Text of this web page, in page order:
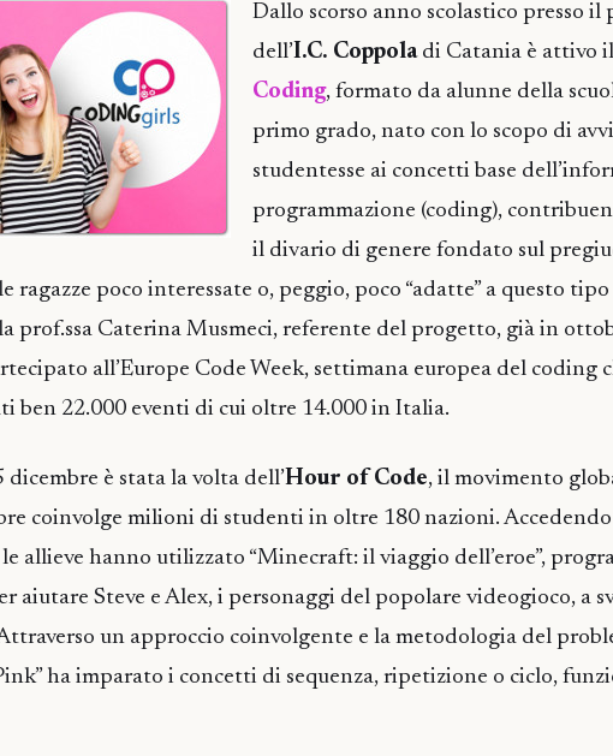
Dallo scorso anno scolastico presso il
dell’I.C. Coppoladi Catania è attivo
Coding, formato da alunne della
primo grado, nato con lo scopo di
studentesse ai concetti base
programmazione (coding),
il divario di genere fondato sul
ragazze poco interessate o, peggio, poco “adatte” a questo
prof.ssa Caterina Musmeci, referente del progetto, già in
all’Europe Code Week, settimana europea del coding
ben 22.000 eventi di cui oltre 14.000 in Italia.
è stata la volta dell’Hour of Code, il movimento
coinvolge milioni di studenti in oltre 180 nazioni.
allieve hanno utilizzato “Minecraft: il viaggio dell’eroe”,
aiutare Steve e Alex, i personaggi del popolare videogioco, a
un approccio coinvolgente e la metodologia del
ha imparato i concetti di sequenza, ripetizione o ciclo,